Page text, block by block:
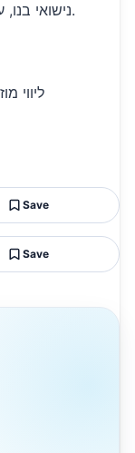
נישואי בנו, עם נכדת כ”ק מרן אדמו”ר מצאנז שליט”א.
ליווי
Save
Save